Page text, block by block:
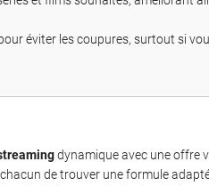
éviter les coupures, surtout si
dynamique avec une offre
de trouver une formule